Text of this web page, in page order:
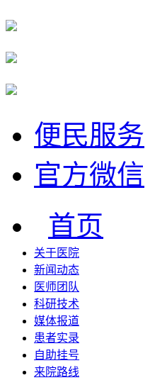
便民服务
官方微信
首页
关于医院
新闻动态
医师团队
科研技术
媒体报道
患者实录
自助挂号
来院路线